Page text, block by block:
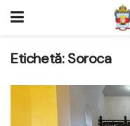
Etichetă:Soroca